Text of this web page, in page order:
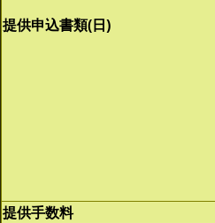
提供申込書類(日)
提供手数料